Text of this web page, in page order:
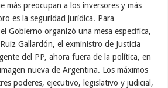
más preocupan a los inversores y más
es la seguridad jurídica. Para
Gobierno organizó una mesa específica,
Gallardón, el exministro de Justicia
del PP, ahora fuera de la política, en
nueva de Argentina. Los máximos
poderes, ejecutivo, legislativo y judicial,